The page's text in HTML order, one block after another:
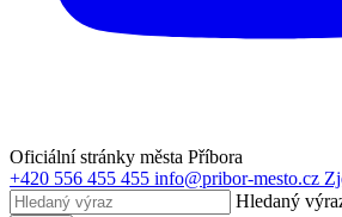
Oficiální stránky města Příbora
+420 556 455 455 info@pribor-mesto.cz
Hledaný